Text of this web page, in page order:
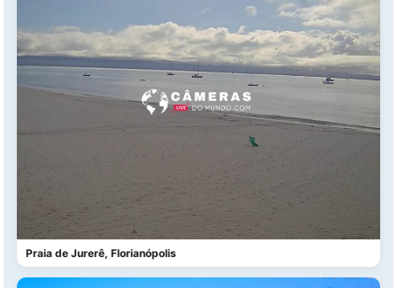
Praia de Jurerê, Florianópolis